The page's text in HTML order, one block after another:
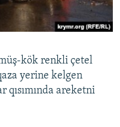
kök renkli çetel
yerine kelgen
qısımında areketni